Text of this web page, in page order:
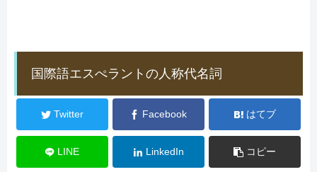
国際語エスぺラントの人称代名詞
Twitter Facebook はてブ
LINE LinkedIn コピー